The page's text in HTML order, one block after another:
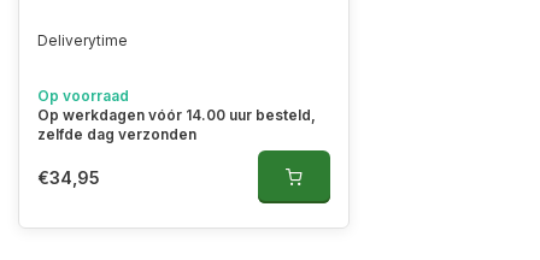
Deliverytime
Op voorraad
Op werkdagen vóór 14.00 uur besteld,
zelfde dag verzonden
€34,95